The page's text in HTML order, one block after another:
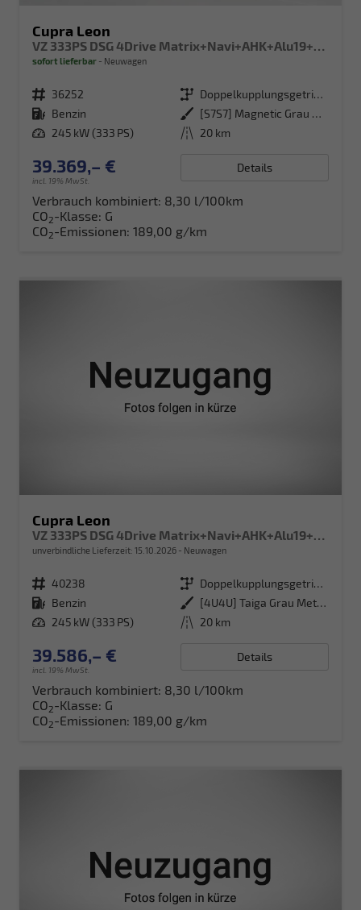
Cupra Leon
VZ 333PS DSG 4Drive Matrix+Navi+AHK+Alu19+Sitzheiz+IntelligentDrive
sofort lieferbar Neuwagen
Fahrzeugnr. 36252 Getriebe
Doppelkupplungsgetriebe (DSG)
Kraftstoff Benzin Außenfarbe
[S7S7] Magnetic Grau Metallic
Leistung 245 kW (333 PS) Kilometerstand 20 km
39.369,– €
incl. 19% MwSt.
Details
Verbrauch kombiniert: 8,30 l/100km
CO2-Klasse: G
CO2-Emissionen: 189,00 g/km
Cupra Leon
VZ 333PS DSG 4Drive Matrix+Navi+AHK+Alu19+Sitzheiz+IntelligentDrive+GV4
unverbindliche Lieferzeit: 15.10.2026 Neuwagen
Fahrzeugnr. 40238 Getriebe
Doppelkupplungsgetriebe (DSG)
Kraftstoff Benzin Außenfarbe
[4U4U] Taiga Grau Metallic
Leistung 245 kW (333 PS) Kilometerstand 20 km
39.586,– €
incl. 19% MwSt.
Details
Verbrauch kombiniert: 8,30 l/100km
CO2-Klasse: G
CO2-Emissionen: 189,00 g/km